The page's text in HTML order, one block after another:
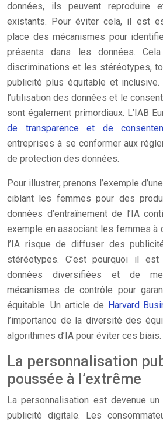
données, ils peuvent reproduire
existants. Pour éviter cela, il est
place des mécanismes pour
présents dans les données.
discriminations et les stéréotypes,
publicité plus équitable et inclusive.
l’utilisation des données et le
sont également primordiaux. L’IAB
de transparence et de
entreprises à se conformer aux
de protection des données.
Pour illustrer, prenons l’exemple
ciblant les femmes pour des
données d’entraînement de l’IA
exemple en associant les femmes à
l’IA risque de diffuser des
stéréotypes. C’est pourquoi il est
données diversifiées et de
mécanismes de contrôle pour
équitable. Un article de Harvard
l’importance de la diversité des
algorithmes d’IA pour éviter ces biais.
La personnalisation
poussée à l’extrême
La personnalisation est devenue
publicité digitale. Les